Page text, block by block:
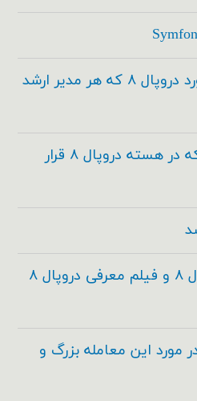
۲۴ مطلب در مورد دروپال ۸ که هر مدیر ارشد
۱۰ ویژگی جدید که در هسته دروپال ۸ قرار
اسلاید معرفی دروپال ۸ و فیلم معرفی دروپال ۸
آنچه در مورد این معامله بزرگ و